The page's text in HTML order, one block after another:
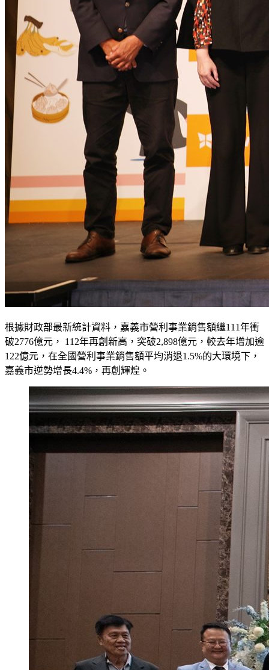
根據財政部最新統計資料，嘉義市營利事業銷售額繼111年衝
破2776億元， 112年再創新高，突破2,898億元，較去年增加逾
122億元，在全國營利事業銷售額平均消退1.5%的大環境下，
嘉義市逆勢增長4.4%，再創輝煌。